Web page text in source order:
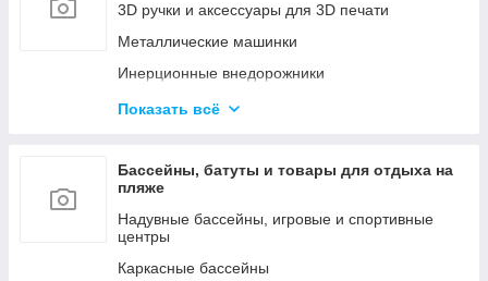
3D ручки и аксессуары для 3D печати
Металлические машинки
Инерционные внедорожники
Радиоуправляемые машинки и роботы
Конструкторы
Показать всё
Бассейны, батуты и товары для отдыха на
пляже
Надувные бассейны, игровые и спортивные
центры
Каркасные бассейны